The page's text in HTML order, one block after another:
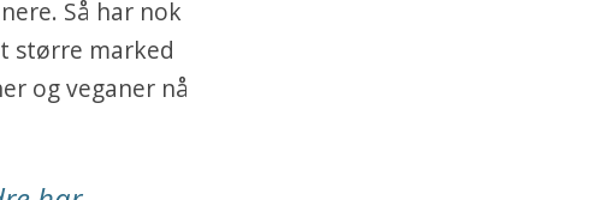
Så har nok
større marked
og veganer nå